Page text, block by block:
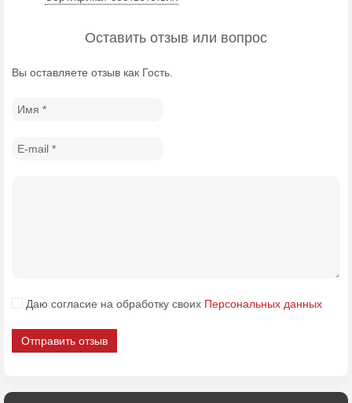
Оставить отзыв или вопрос
Вы оставляете отзыв как Гость.
Даю согласие на обработку своих Персональных данных
Отправить отзыв